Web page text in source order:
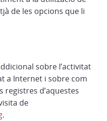
de les opcions que li
sobre l’activitat
a Internet i sobre com
registres d’aquestes
de
.